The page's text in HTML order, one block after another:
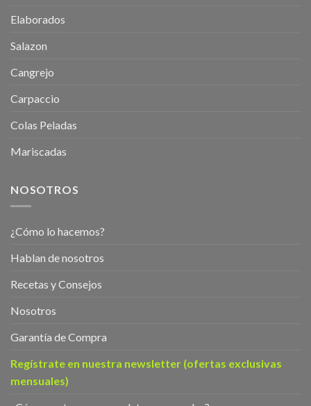
Elaborados
Salazon
Cangrejo
Carpaccio
Colas Peladas
Mariscadas
NOSOTROS
¿Cómo lo hacemos?
Hablan de nosotros
Recetas y Consejos
Nosotros
Garantía de Compra
Regístrate en nuestra newsletter (ofertas exclusivas
mensuales)